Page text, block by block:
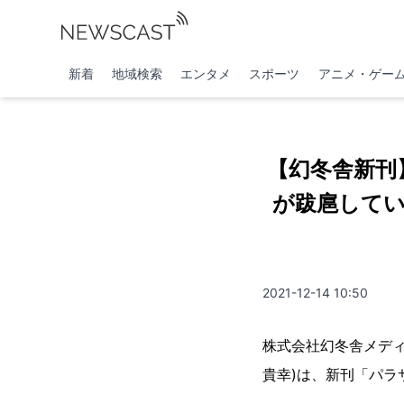
新着 地域検索 エンタメ スポーツ アニメ・ゲー
【幻冬舎新
が跋扈して
2021-12-14 10:50
株式会社幻冬舎メデ
貴幸)は、新刊「パラ